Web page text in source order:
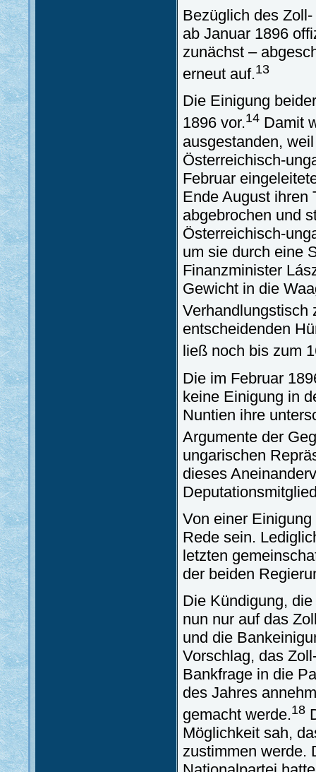
Bezüglich des
ab Januar 1896
zunächst –
erneut auf.13
Die Einigung
1896 vor.14 Damit
ausgestanden,
Österreichisch-
Februar
Ende August ihren
abgebrochen und
Österreichisch-
um sie durch eine
Finanzminister
Gewicht in die
Verhandlungstisch
entscheidenden
ließ noch bis zum
Die im Februar
keine Einigung in
Nuntien ihre
Argumente der
ungarischen
dieses
Von einer
Rede sein.
letzten
der beiden
Die Kündigung,
nun nur auf das
und die
Vorschlag, das
Bankfrage in die
des Jahres
gemacht werde.18
Möglichkeit sah,
zustimmen werde.